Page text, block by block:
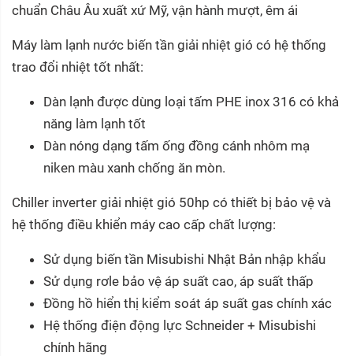
chuẩn Châu Âu xuất xứ Mỹ, vận hành mượt, êm ái
Máy làm lạnh nước biến tần giải nhiệt gió có hệ thống
trao đổi nhiệt tốt nhất:
Dàn lạnh được dùng loại tấm PHE inox 316 có khả
năng làm lạnh tốt
Dàn nóng dạng tấm ống đồng cánh nhôm mạ
niken màu xanh chống ăn mòn.
Chiller inverter giải nhiệt gió 50hp có thiết bị bảo vệ và
hệ thống điều khiển máy cao cấp chất lượng:
Sử dụng biến tần Misubishi Nhật Bản nhập khẩu
Sử dụng rơle bảo vệ áp suất cao, áp suất thấp
Đồng hồ hiển thị kiểm soát áp suất gas chính xác
Hệ thống điện động lực Schneider + Misubishi
chính hãng